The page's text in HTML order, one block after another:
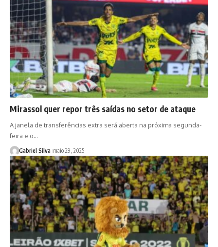
Mirassol quer repor três saídas no setor de ataque
A janela de transferências extra será aberta na próxima segunda-
feira e o…
Gabriel Silva maio 29, 2025